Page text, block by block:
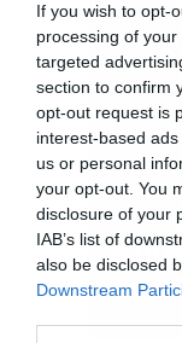
If you wish to opt-
processing of
targeted
section to confirm
opt-out request is
interest-based
us or personal
your opt-out. You
disclosure of your
IAB’s list of
also be disclosed
Downstream